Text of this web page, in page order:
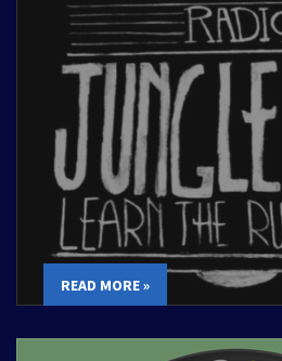
READ MORE »